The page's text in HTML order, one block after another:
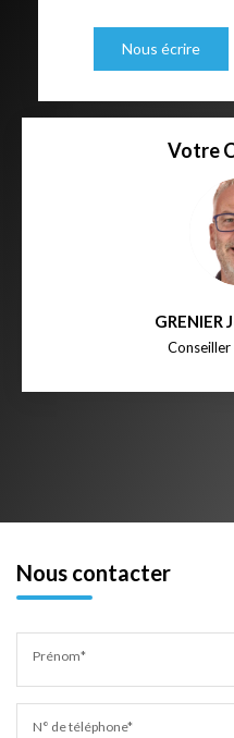
Nous écrire
Votre
GRENIER
Nous contacter
Prénom*
N° de téléphone*